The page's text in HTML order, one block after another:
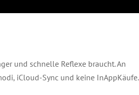
und schnelle Reflexe braucht. An
iCloud-Sync und keine InAppKäufe.